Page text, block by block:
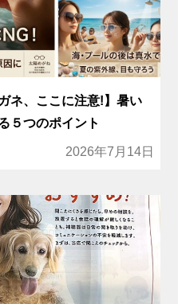
ネ、ここに注意!】暑い
５つのポイント
2026年7月14日